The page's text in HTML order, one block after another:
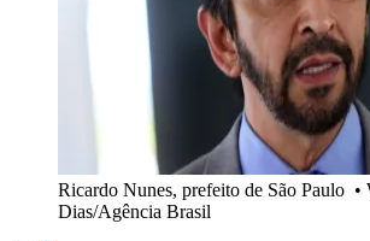
Ricardo Nunes, prefeito de São Paulo •
Dias/Agência Brasil